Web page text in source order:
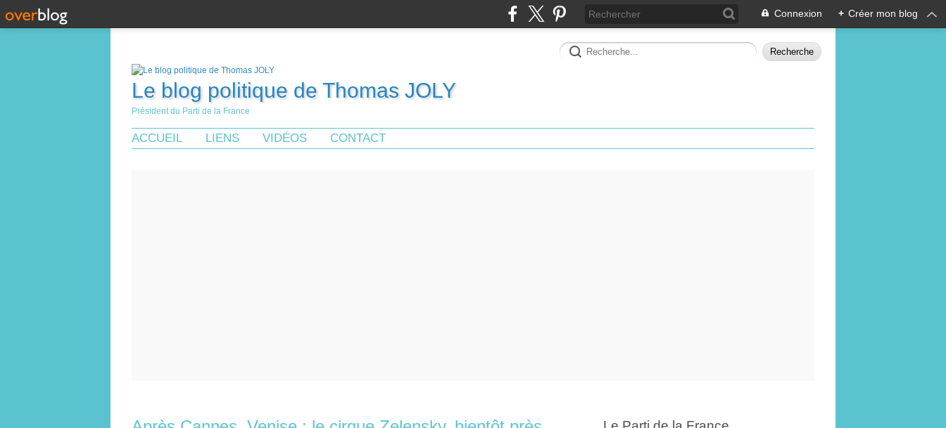
Connexion + Créer mon blog
Le blog politique de Thomas JOLY
Président du Parti de la France
ACCUEIL LIENS VIDÉOS CONTACT